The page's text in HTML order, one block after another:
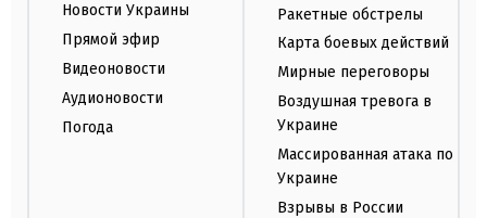
Новости Украины
Прямой эфир
Видеоновости
Аудионовости
Погода
Ракетные обстрелы
Карта боевых действий
Мирные переговоры
Воздушная тревога в
Украине
Массированная атака по
Украине
Взрывы в России